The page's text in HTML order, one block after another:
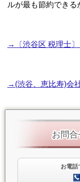
ルが最も節約できる
→〔渋谷区 税理士
→(渋谷、恵比寿)会
お問
お電話